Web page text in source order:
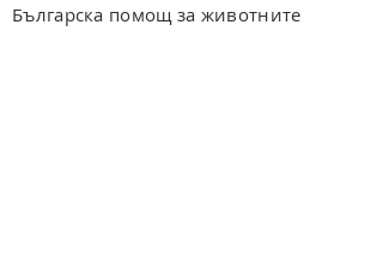
Българска помощ за животните